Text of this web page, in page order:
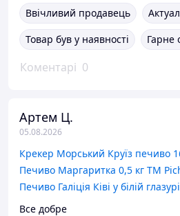
Ввічливий продавець
Товар був у наявності
Гарне
Коментарі 0
Артем Ц.
05.08.2026
Печиво Маргаритка 0,5 кг ТМ
Все добре